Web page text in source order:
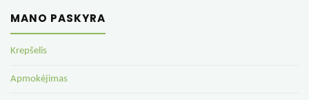
MANO PASKYRA
Krepšelis
Apmokėjimas